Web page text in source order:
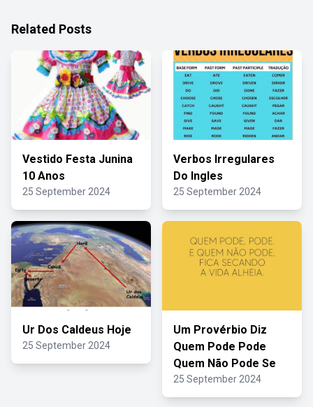
Related Posts
Vestido Festa Junina
10 Anos
25 September 2024
Verbos Irregulares
Do Ingles
25 September 2024
Ur Dos Caldeus Hoje
25 September 2024
Um Provérbio Diz
Quem Pode Pode
Quem Não Pode Se
25 September 2024